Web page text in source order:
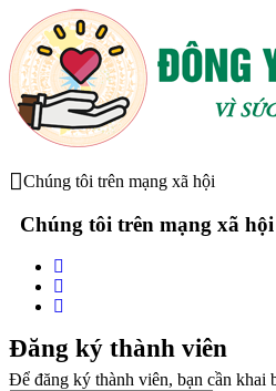
Chúng tôi trên mạng xã hội
Chúng tôi trên mạng xã hội
Đăng ký thành viên
Để đăng ký thành viên, bạn cần khai